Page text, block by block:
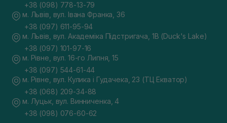
+38 (098) 778-13-79
м. Львів, вул. Івана Франка, 36
+38 (097) 611-95-94
м. Львів, вул. Академіка Підстригача, 1В (Duck's Lake)
+38 (097) 101-97-16
м. Рівне, вул. 16-го Липня, 15
+38 (097) 544-61-44
м. Рівне, вул. Кулика і Гудачека, 23 (ТЦ Екватор)
+38 (068) 209-34-88
м. Луцьк, вул. Винниченка, 4
+38 (098) 076-60-62